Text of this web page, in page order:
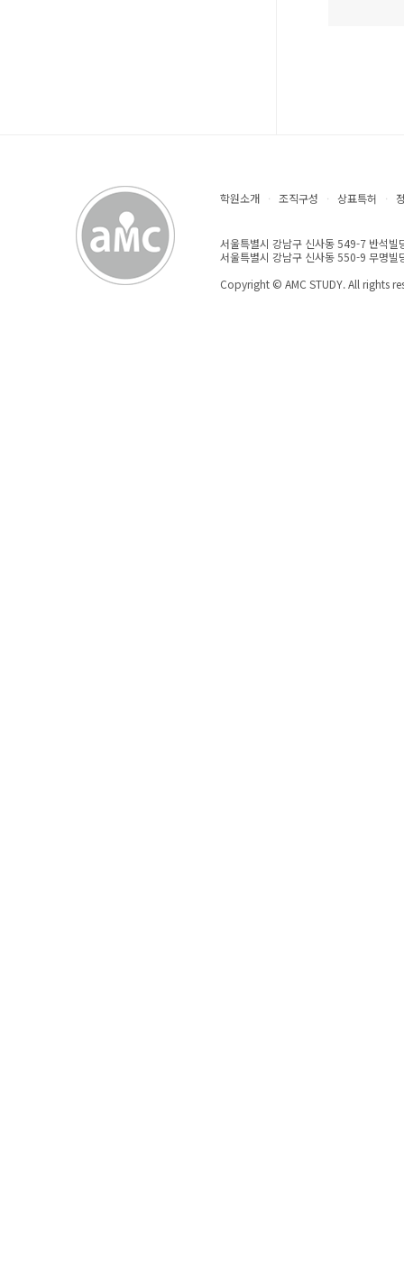
학원소개 · 조직구성 · 상표특허 ·
서울특별시 강남구 신사동 549-7 반
서울특별시 강남구 신사동 550-9 무
Copyright © AMC STUDY.